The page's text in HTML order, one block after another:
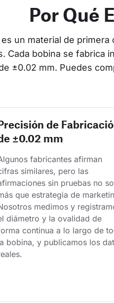
Por Qué
un material de
Cada bobina se fabrica
±0.02 mm. Puedes
de
±0.02 mm
fabricantes afirman
similares, pero las
sin pruebas no
que estrategia de
medimos y
diámetro y la ovalidad de
continua a lo largo de
bobina, y publicamos los